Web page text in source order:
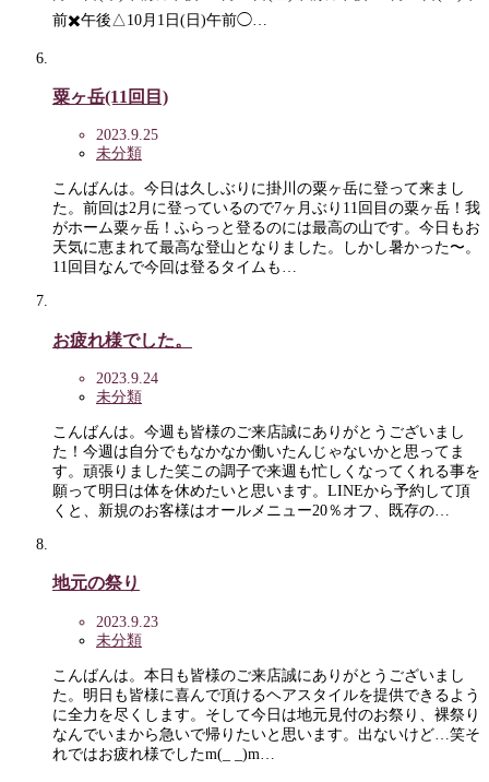
前✖️午後△10月1日(日)午前◯…
粟ヶ岳(11回目)
2023.9.25
未分類
こんばんは。今日は久しぶりに掛川の粟ヶ岳に登って来まし
た。前回は2月に登っているので7ヶ月ぶり11回目の粟ヶ岳！我
がホーム粟ヶ岳！ふらっと登るのには最高の山です。今日もお
天気に恵まれて最高な登山となりました。しかし暑かった〜。
11回目なんで今回は登るタイムも…
お疲れ様でした。
2023.9.24
未分類
こんばんは。今週も皆様のご来店誠にありがとうございまし
た！今週は自分でもなかなか働いたんじゃないかと思ってま
す。頑張りました笑この調子で来週も忙しくなってくれる事を
願って明日は体を休めたいと思います。LINEから予約して頂
くと、新規のお客様はオールメニュー20％オフ、既存の…
地元の祭り
2023.9.23
未分類
こんばんは。本日も皆様のご来店誠にありがとうございまし
た。明日も皆様に喜んで頂けるヘアスタイルを提供できるよう
に全力を尽くします。そして今日は地元見付のお祭り、裸祭り
なんでいまから急いで帰りたいと思います。出ないけど…笑そ
れではお疲れ様でしたm(_ _)m…